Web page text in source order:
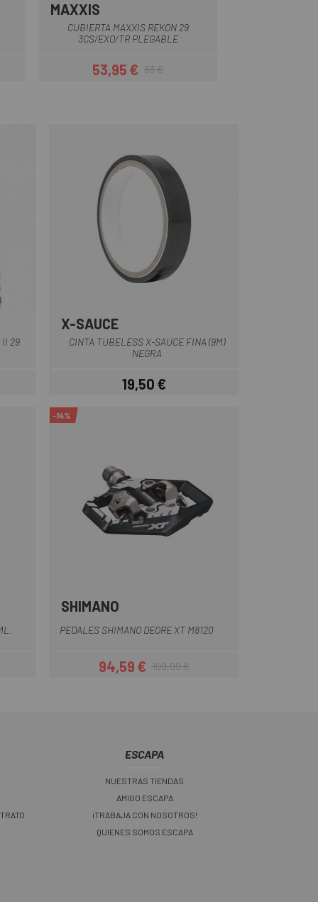
MAXXIS
CUBIERTA MAXXIS REKON 29
3CS/EXO/TR PLEGABLE
Precio
53,95 €Precio regular
83 €
II 29
X-SAUCE
CINTA TUBELESS X-SAUCE FINA (9M)
NEGRA
Precio
19,50 €
-14%
SHIMANO
PEDALES SHIMANO DEORE XT M8120
Precio
94,59 €Precio regular
109,99 €
ESCAPA
NUESTRAS TIENDAS
AMIGO ESCAPA
¡TRABAJA CON NOSOTROS!
QUIENES SOMOS ESCAPA